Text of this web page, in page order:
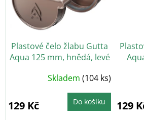
Plastové čelo žlabu Gutta
Aqua 125 mm, hnědá, levé
Skladem (104 ks)
129 Kč Do košíku 129